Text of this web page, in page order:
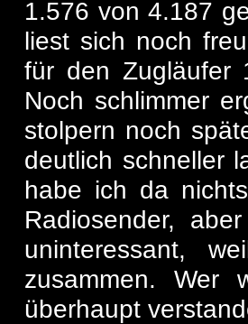
1.576 von 4.187
liest sich noch
für den Zugläufer
Noch schlimmer
stolpern noch
deutlich schneller
habe ich da
Radiosender,
uninteressant,
zusammen. Wer
überhaupt